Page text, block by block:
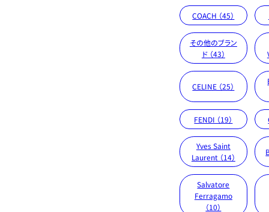
COACH （45）
その他のブラン
ド （43）
CELINE （25）
FENDI （19）
Yves Saint
Laurent （14）
Salvatore
Ferragamo
（10）